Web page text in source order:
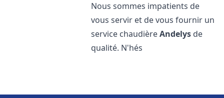
Nous sommes impatients de
vous servir et de vous fournir un
service chaudièreAndelys de
qualité. N'hés